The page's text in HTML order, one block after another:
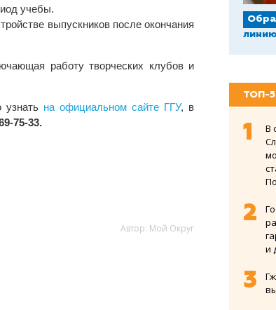
учебы.
выпускников после окончания
работу творческих клубов и
на официальном сайте ГГУ, в
75-33.
Автор: Мой Округ
ТОП-5
В
и